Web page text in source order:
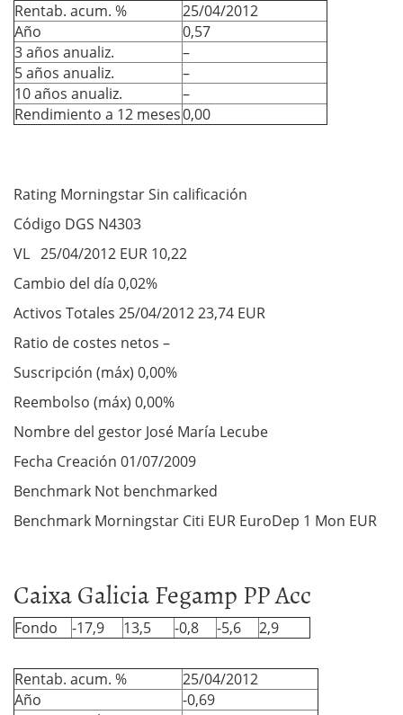
Rentab. acum. %
25/04/2012
Año
0,57
3 años anualiz.
–
5 años anualiz.
–
10 años anualiz.
–
Rendimiento a 12 meses0,00
Rating Morningstar Sin calificación
Código DGS N4303
VL 25/04/2012 EUR 10,22
Cambio del día 0,02%
Activos Totales 25/04/2012 23,74 EUR
Ratio de costes netos –
Suscripción (máx) 0,00%
Reembolso (máx) 0,00%
Nombre del gestor José María Lecube
Fecha Creación 01/07/2009
Benchmark Not benchmarked
Benchmark Morningstar Citi EUR EuroDep 1 Mon EUR
Caixa Galicia Fegamp PP Acc
Fondo -17,9 13,5 -0,8 -5,6 2,9
Rentab. acum. %
25/04/2012
Año
-0,69